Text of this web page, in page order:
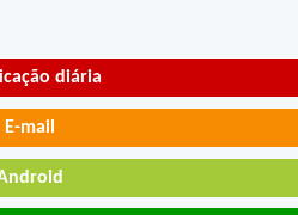
diária
E-mail